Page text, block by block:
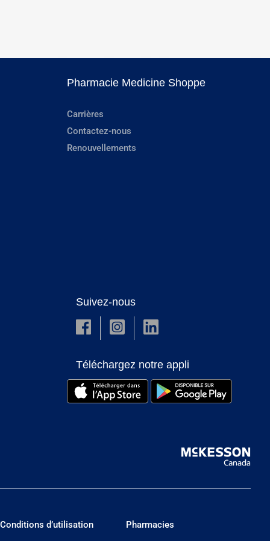
Pharmacie Medicine Shoppe
Carrières
Contactez-nous
Renouvellements
Suivez-nous
Téléchargez notre appli
Conditions d’utilisation Pharmacies